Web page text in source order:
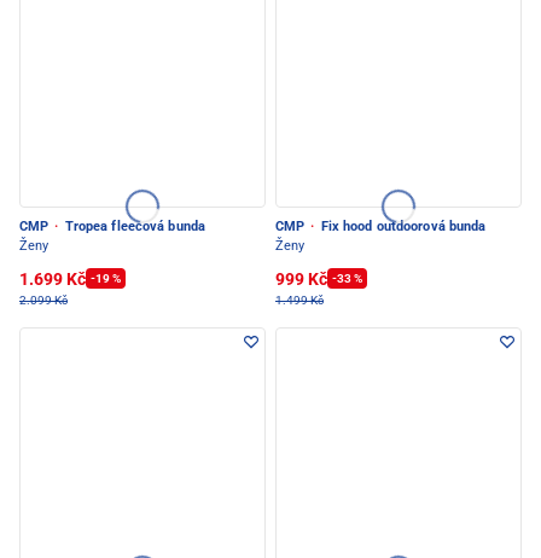
CMP · Tropea fleecová bunda
Ženy
1.699 Kč -19 %
2.099 Kč
CMP ·
Fix hood outdoorová bunda
Ženy
999 Kč -33 %
1.499 Kč